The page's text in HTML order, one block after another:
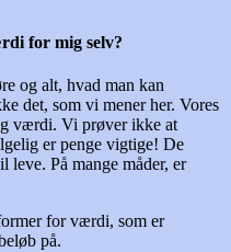
for mig selv?
og alt, hvad man kan
det, som vi mener her. Vores
værdi. Vi prøver ikke at
er penge vigtige! De
leve. På mange måder, er
for værdi, som er
på.